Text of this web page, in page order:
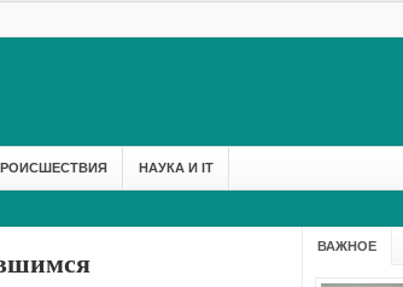
НАУКА И IT
ВАЖНОЕ